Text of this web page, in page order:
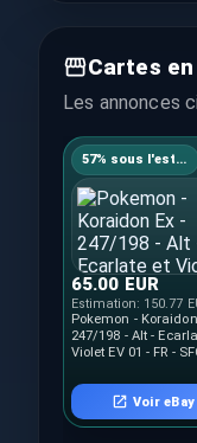
Cartes
Les annonces
57% sous l'estimation
65.00 EUR
Estimation: 150.77
Pokemon -
247/198 - Alt -
Violet EV 01 - FR -
Voir eBay